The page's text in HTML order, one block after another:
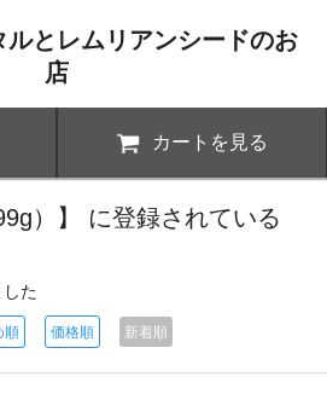
ルとレムリアンシードのお
店
カートを見る
）】 に登録されている
た
順 価格順 新着順